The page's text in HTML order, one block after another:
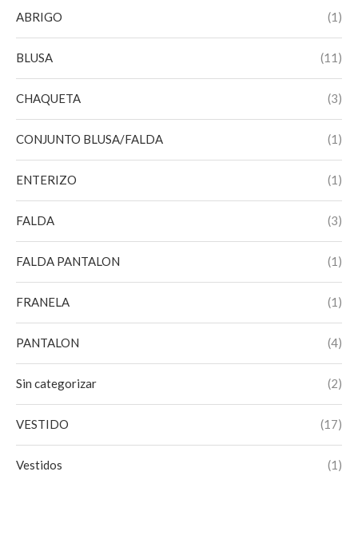
ABRIGO (1)
BLUSA (11)
CHAQUETA (3)
CONJUNTO BLUSA/FALDA (1)
ENTERIZO (1)
FALDA (3)
FALDA PANTALON (1)
FRANELA (1)
PANTALON (4)
Sin categorizar (2)
VESTIDO (17)
Vestidos (1)